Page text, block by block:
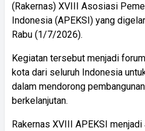
(Rakernas) XVIII Asosiasi
Indonesia (APEKSI) yang
Rabu (1/7/2026).
Kegiatan tersebut menjadi
kota dari seluruh Indonesia
dalam mendorong
berkelanjutan.
Rakernas XVIII APEKSI menjadi